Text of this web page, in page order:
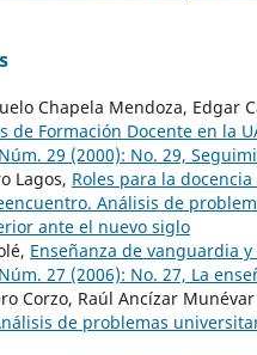
Chapela Mendoza, Edgar
de Formación Docente en la
29 (2000): No. 29,
Lagos, Roles para la
Análisis de
ante el nuevo siglo
Enseñanza de vanguardia
27 (2006): No. 27, La
Corzo, Raúl Ancízar
de problemas